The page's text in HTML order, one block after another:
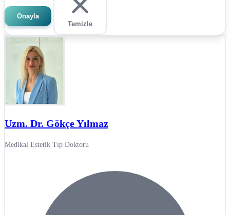
Onayla
Temizle
Uzm. Dr. Gökçe Yılmaz
Medikal Estetik Tıp Doktoru